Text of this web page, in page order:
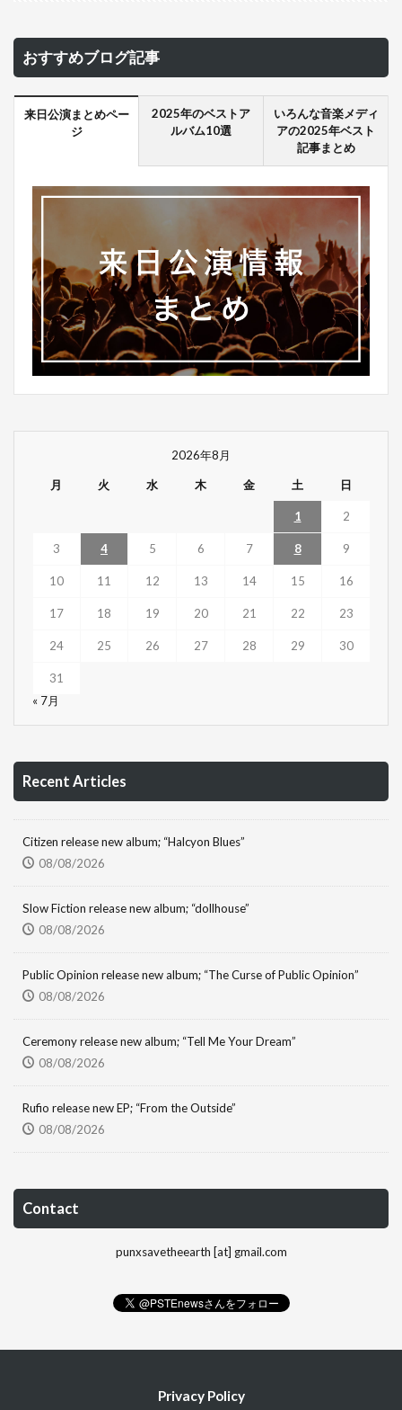
おすすめブログ記事
来日公演まとめペー
ジ
2025年のベストア
ルバム10選
いろんな音楽メディ
アの2025年ベスト
記事まとめ
2026年8月
月 火 水 木 金 土 日
1 2
3 4 5 6 7 8 9
10 11 12 13 14 15 16
17 18 19 20 21 22 23
24 25 26 27 28 29 30
31
« 7月
Recent Articles
Citizen release new album; “Halcyon Blues”
08/08/2026
Slow Fiction release new album; “dollhouse”
08/08/2026
Public Opinion release new album; “The Curse of Public Opinion”
08/08/2026
Ceremony release new album; “Tell Me Your Dream”
08/08/2026
Rufio release new EP; “From the Outside”
08/08/2026
Contact
punxsavetheearth [at] gmail.com
Privacy Policy